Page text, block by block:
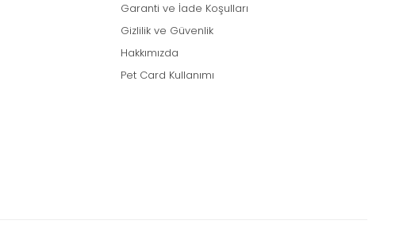
Garanti ve İade Koşulları
Gizlilik ve Güvenlik
Hakkımızda
Pet Card Kullanımı